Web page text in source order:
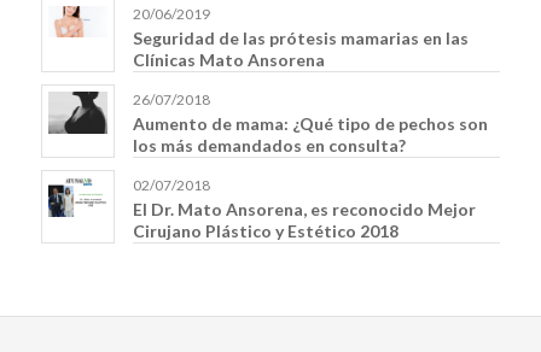
20/06/2019
Seguridad de las prótesis mamarias en las
Clínicas Mato Ansorena
26/07/2018
Aumento de mama: ¿Qué tipo de pechos son
los más demandados en consulta?
02/07/2018
El Dr. Mato Ansorena, es reconocido Mejor
Cirujano Plástico y Estético 2018